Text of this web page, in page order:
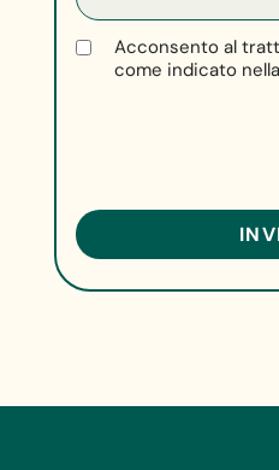
Acconsento al
come indicato nella